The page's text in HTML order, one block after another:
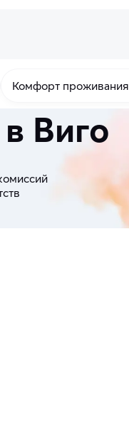
Комфорт проживания
Виго